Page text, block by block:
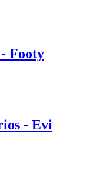
Footy
- Evi